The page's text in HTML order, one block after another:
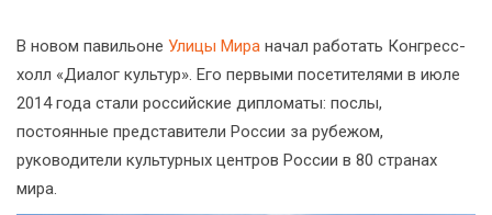
В новом павильоне Улицы Мира начал работать Конгресс-
холл «Диалог культур». Его первыми посетителями в июле
2014 года стали российские дипломаты: послы,
постоянные представители России за рубежом,
руководители культурных центров России в 80 странах
мира.